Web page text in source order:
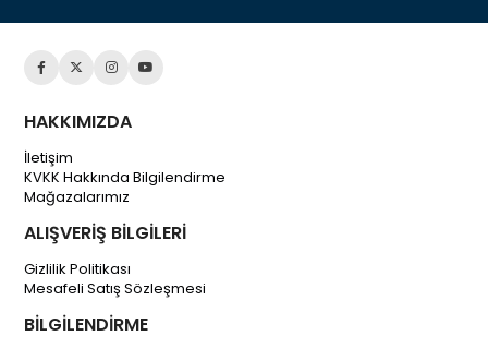
HAKKIMIZDA
İletişim
KVKK Hakkında Bilgilendirme
Mağazalarımız
ALIŞVERİŞ BİLGİLERİ
Gizlilik Politikası
Mesafeli Satış Sözleşmesi
BİLGİLENDİRME